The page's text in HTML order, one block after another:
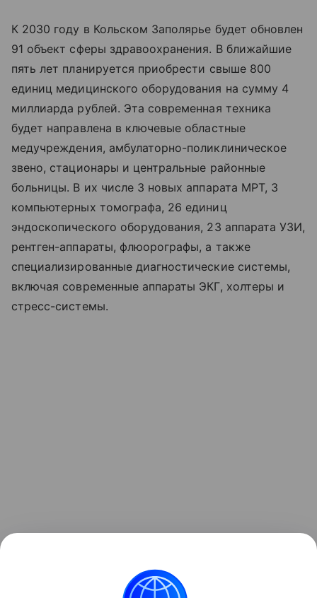
К 2030 году в Кольском Заполярье будет обновлен
91 объект сферы здравоохранения. В ближайшие
пять лет планируется приобрести свыше 800
единиц медицинского оборудования на сумму 4
миллиарда рублей. Эта современная техника
будет направлена в ключевые областные
медучреждения, амбулаторно-поликлиническое
звено, стационары и центральные районные
больницы. В их числе 3 новых аппарата МРТ, 3
компьютерных томографа, 26 единиц
эндоскопического оборудования, 23 аппарата УЗИ,
рентген-аппараты, флюорографы, а также
специализированные диагностические системы,
включая современные аппараты ЭКГ, холтеры и
стресс-системы.